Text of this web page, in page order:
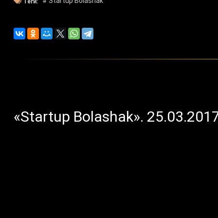
Теги:
«Startup Bolashak».